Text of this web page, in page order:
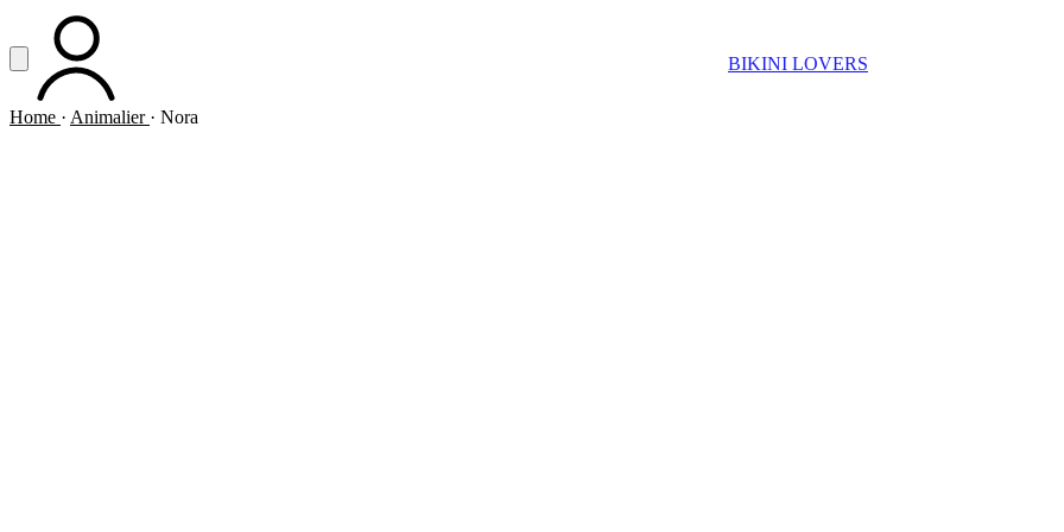
Vai al contenuto principale
Apri menuACCOUNT BIKINI LOVERS
Home · Animalier · Nora